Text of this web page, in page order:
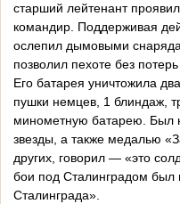
старший лейтенант
командир. Поддерживая
ослепил дымовыми
позволил пехоте без
Его батарея уничтожила
пушки немцев, 1 блиндаж,
минометную батарею. Был
звезды, а также медалью
других, говорил — «это
бои под Сталинградом
Сталинграда».